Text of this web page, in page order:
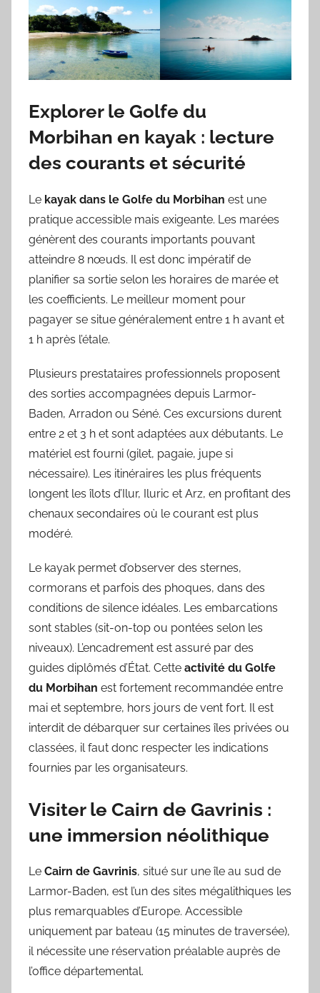
Explorer le Golfe du
Morbihan en kayak : lecture
des courants et sécurité
Le kayak dans le Golfe du Morbihan est une
pratique accessible mais exigeante. Les marées
génèrent des courants importants pouvant
atteindre 8 nœuds. Il est donc impératif de
planifier sa sortie selon les horaires de marée et
les coefficients. Le meilleur moment pour
pagayer se situe généralement entre 1 h avant et
1 h après l’étale.
Plusieurs prestataires professionnels proposent
des sorties accompagnées depuis Larmor-
Baden, Arradon ou Séné. Ces excursions durent
entre 2 et 3 h et sont adaptées aux débutants. Le
matériel est fourni (gilet, pagaie, jupe si
nécessaire). Les itinéraires les plus fréquents
longent les îlots d’Ilur, Iluric et Arz, en profitant des
chenaux secondaires où le courant est plus
modéré.
Le kayak permet d’observer des sternes,
cormorans et parfois des phoques, dans des
conditions de silence idéales. Les embarcations
sont stables (sit-on-top ou pontées selon les
niveaux). L’encadrement est assuré par des
guides diplômés d’État. Cette activité du Golfe
du Morbihan est fortement recommandée entre
mai et septembre, hors jours de vent fort. Il est
interdit de débarquer sur certaines îles privées ou
classées, il faut donc respecter les indications
fournies par les organisateurs.
Visiter le Cairn de Gavrinis :
une immersion néolithique
Le Cairn de Gavrinis, situé sur une île au sud de
Larmor-Baden, est l’un des sites mégalithiques les
plus remarquables d’Europe. Accessible
uniquement par bateau (15 minutes de traversée),
il nécessite une réservation préalable auprès de
l’office départemental.